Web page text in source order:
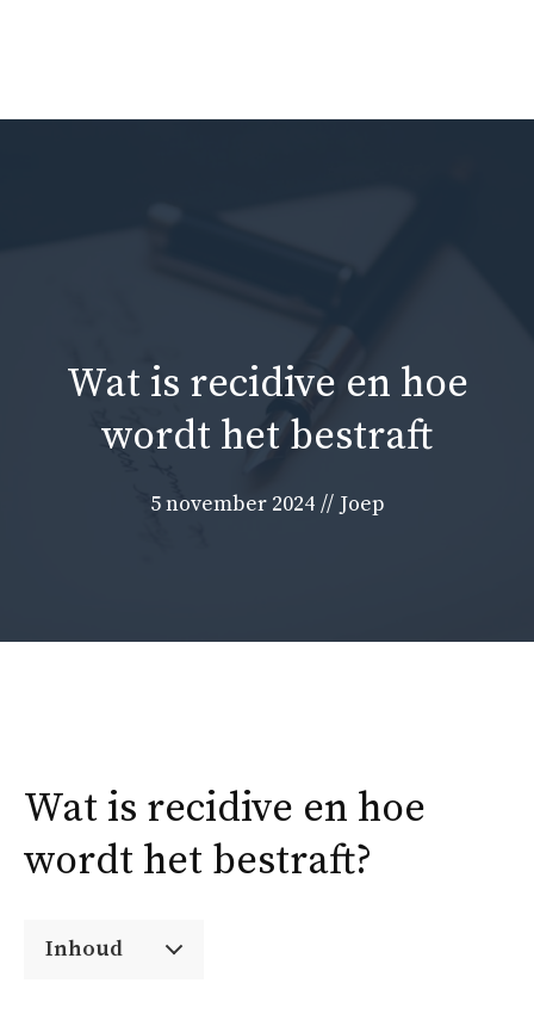
inhoud
Wat is recidive en hoe
wordt het bestraft
5 november 2024 // Joep
Wat is recidive en hoe
wordt het bestraft?
Inhoud